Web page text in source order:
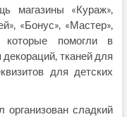
магазины «Кураж»,
«Бонус», «Мастер»,
которые помогли в
тканей для
для детских
сладкий